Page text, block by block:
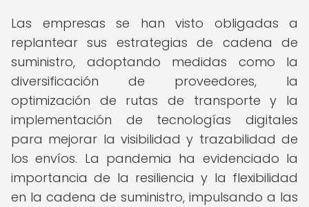
Las empresas se han visto obligadas a
replantear sus estrategias de cadena de
suministro, adoptando medidas como la
diversificación de proveedores, la
optimización de rutas de transporte y la
implementación de tecnologías digitales
para mejorar la visibilidad y trazabilidad de
los envíos. La pandemia ha evidenciado la
importancia de la resiliencia y la flexibilidad
en la cadena de suministro, impulsando a las